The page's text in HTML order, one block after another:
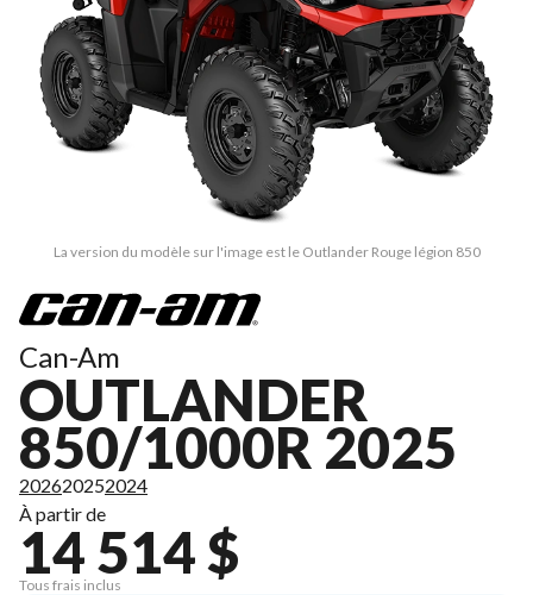
La version du modèle sur l'image est le Outlander Rouge légion 850
Can-Am
OUTLANDER
850/1000R 2025
202620252024
À partir de
14 514 $
Tous frais inclus